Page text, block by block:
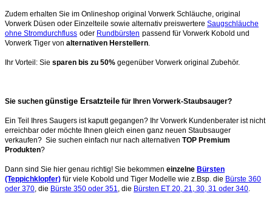
Zudem erhalten Sie im Onlineshop original Vorwerk Schläuche, original
Vorwerk Düsen oder Einzelteile sowie alternativ preiswertere Saugschläuche
ohne Stromdurchfluss oder Rundbürsten passend für Vorwerk Kobold und
Vorwerk Tiger von alternativen Herstellern
Ihr Vorteil: Sie sparen bis zu 50% gegenüber Vorwerk original Zubehör.
Sie suchen günstige Ersatzteile für Ihren Vorwerk-Staubsauger?
Ein Teil Ihres Saugers ist kaputt gegangen? Ihr Vorwerk Kundenberater ist nicht
erreichbar oder möchte Ihnen gleich einen ganz neuen Staubsauger
verkaufen? Sie suchen einfach nur nach alternativen TOP Premium
Produkten?
Dann sind Sie hier genau richtig! Sie bekommen einzelne Bürsten
(Teppichklopfer) für viele Kobold und Tiger Modelle wie z.Bsp. die Bürste 360
oder 370 , die Bürste 350 oder 351 , die Bürsten ET 20, 21, 30, 31 oder 340